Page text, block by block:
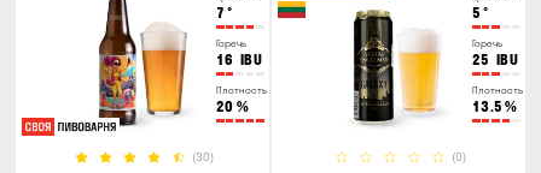
7 °
Горечь
16 IBU
Плотность
20 %
(30)
5 °
Горечь
25 IBU
Плотность
13.5 %
(0)